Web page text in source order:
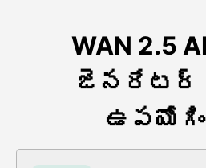
WAN 2.5
జెనరేటర్